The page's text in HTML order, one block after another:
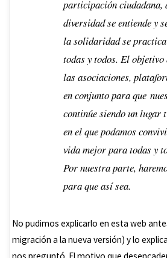
participación ciudadana,
diversidad se entiende y
la solidaridad se
todas y todos. El objetivo
las asociaciones,
en conjunto para que
continúe siendo un lugar
en el que podamos
vida mejor para todas y
Por nuestra parte,
para que así sea.
No pudimos explicarlo en esta web
migración a la nueva versión) y lo
nos preguntó. El motivo que